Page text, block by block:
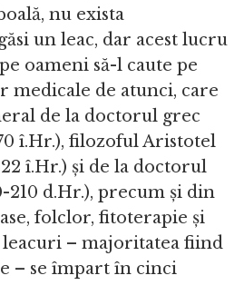
nu exista
un leac, dar acest lucru
oameni să-l caute pe
medicale de atunci, care
de la doctorul grec
î.Hr.), filozoful Aristotel
î.Hr.) și de la doctorul
210 d.Hr.), precum și din
folclor, fitoterapie și
leacuri – majoritatea fiind
– se împart în cinci